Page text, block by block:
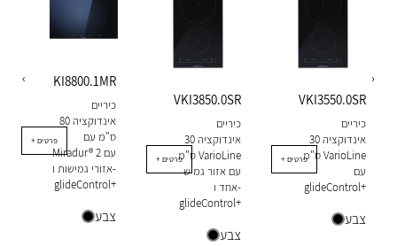
‹ KI8800.1MR
כיריים
אינדוקציה 80
ס"מ עם
Miradur® עם 2
אזורי גמישות ו-
glideControl+
צבע
+ פרטים
VKI3850.0SR
כיריים
אינדוקציה 30
ס"מ VarioLine
עם אזור גמיש
אחד ו-
glideControl+
צבע
+ פרטים
VKI3550.0SR
כיריים
אינדוקציה 30
ס"מ VarioLine
עם
glideControl+
צבע
+ פרטים
›